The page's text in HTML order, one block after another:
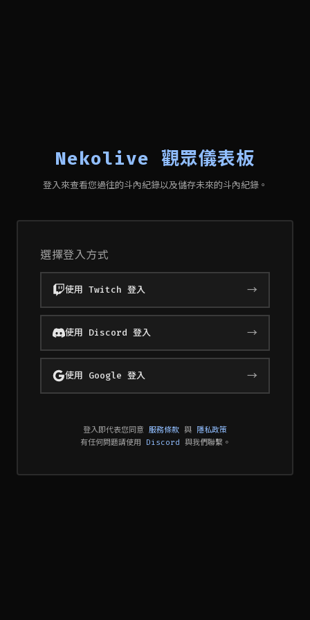
Nekolive 觀眾儀表板
登入來查看您過往的斗內紀錄以及儲存未來的斗內紀錄。
選擇登入方式
使用 Twitch 登入 →
使用 Discord 登入 →
使用 Google 登入 →
登入即代表您同意 服務條款 與 隱私政策
有任何問題請使用 Discord 與我們聯繫。